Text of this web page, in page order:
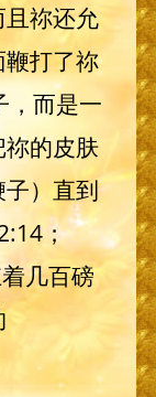
祢还允
打了祢
，而是一
的皮肤
）直到
；
几百磅